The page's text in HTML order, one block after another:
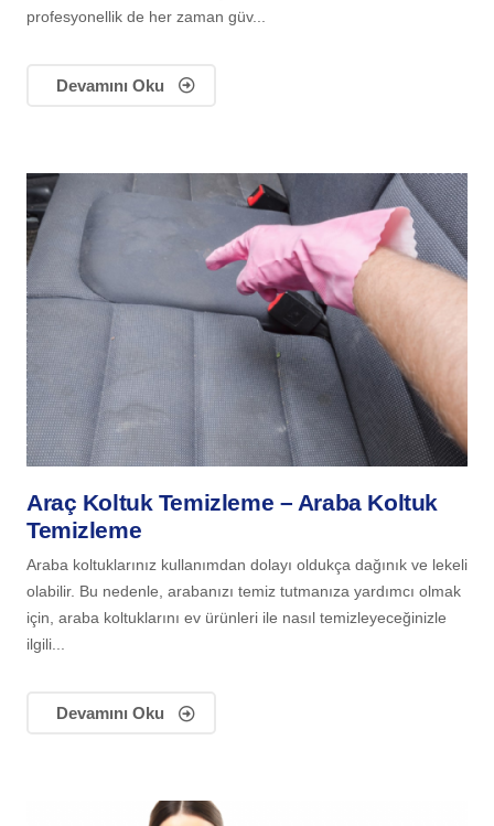
profesyonellik de her zaman güv...
Devamını Oku
Araç Koltuk Temizleme – Araba Koltuk
Temizleme
Araba koltuklarınız kullanımdan dolayı oldukça dağınık ve lekeli
olabilir. Bu nedenle, arabanızı temiz tutmanıza yardımcı olmak
için, araba koltuklarını ev ürünleri ile nasıl temizleyeceğinizle
ilgili...
Devamını Oku